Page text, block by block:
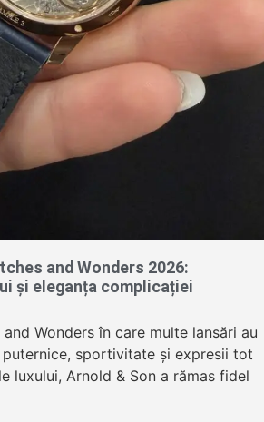
and Wonders 2026:
și eleganța complicației
Wonders în care multe lansări au
sportivitate și expresii tot
luxului, Arnold & Son a rămas fidel